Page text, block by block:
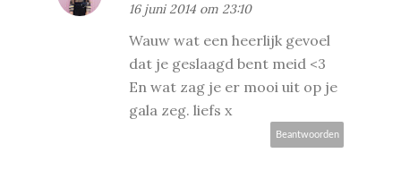
16 juni 2014 om 23:10
Wauw wat een heerlijk gevoel
dat je geslaagd bent meid <3
En wat zag je er mooi uit op je
gala zeg. liefs x
Beantwoorden